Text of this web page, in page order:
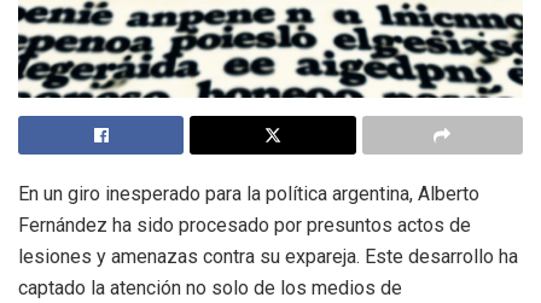
En un giro inesperado para la política argentina, Alberto
Fernández ha sido procesado por presuntos actos de
lesiones y amenazas contra su expareja. Este desarrollo ha
captado la atención no solo de los medios de